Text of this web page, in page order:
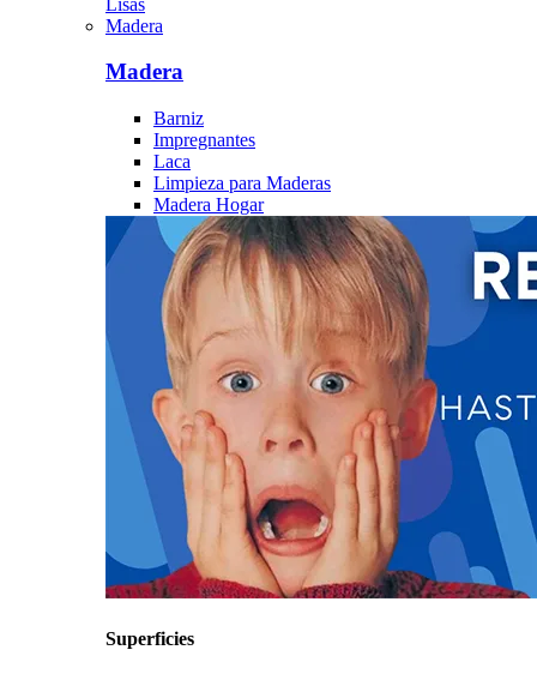
Madera
Madera
Barniz
Impregnantes
Laca
Limpieza para Maderas
Madera Hogar
Superficies